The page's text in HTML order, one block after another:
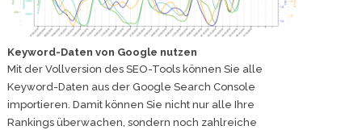
Keyword-Daten von Google nutzen
Mit der Vollversion des SEO-Tools können Sie alle
Keyword-Daten aus der Google Search Console
importieren. Damit können Sie nicht nur alle Ihre
Rankings überwachen, sondern noch zahlreiche